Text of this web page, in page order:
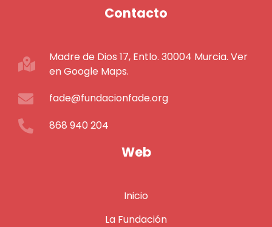
Contacto
Madre de Dios 17, Entlo. 30004 Murcia. Ver
en Google Maps.
fade@fundacionfade.org
868 940 204
Web
Inicio
La Fundación